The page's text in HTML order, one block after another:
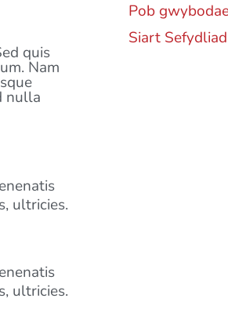
quis
Nam
nulla
ultricies.
ultricies.
Pob
Siart